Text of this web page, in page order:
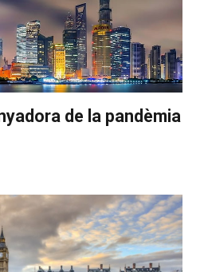
de la pandèmia